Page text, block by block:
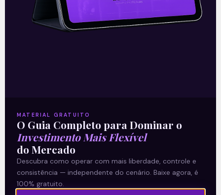
Itaúsa, B3 e Magazine Luiza são
os destaques da semana
Leia mais
06/11/2021
E EU COM ISSO
MATERIAL GRATUITO
O Guia Completo para Dominar o
Investimento Mais Flexível
do Mercado
Descubra como operar com mais liberdade, controle e
consistência — independente do cenário. Baixe agora, é
100% gratuito.